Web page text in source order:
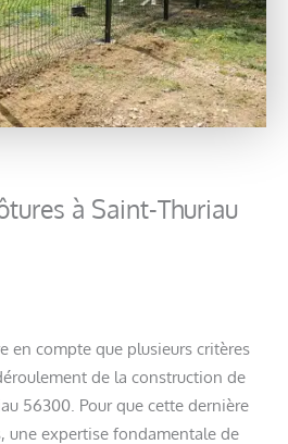
à Saint-Thuriau
en compte que plusieurs critères
de la construction de
56300. Pour que cette dernière
une expertise fondamentale de